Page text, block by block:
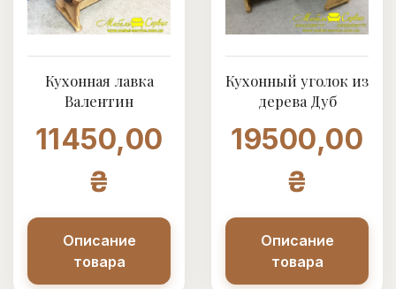
Кухонная лавка
Валентин
11450,00
₴
Описание
товара
Кухонный уголок из
дерева Дуб
19500,00
₴
Описание
товара